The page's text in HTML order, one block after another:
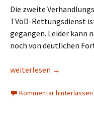
Die zweite
TVöD-Rettungsdienst
gegangen. Leider kann
noch von deutlichen
Kaum Fortschritte bei
weiterlesen →
Kommentar hinterlassen